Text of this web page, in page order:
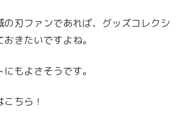
の刃ファンであれば、グッズコレクシ
きたいですよね。
もよさそうです。
ちら！